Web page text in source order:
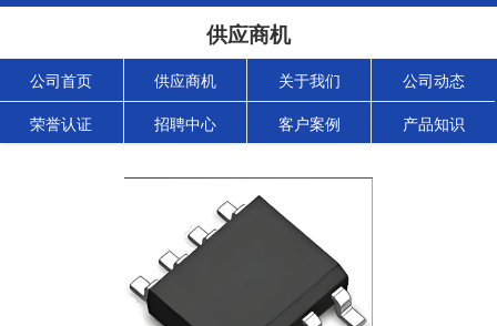
供应商机
公司首页 供应商机 关于我们 公司动态
荣誉认证 招聘中心 客户案例 产品知识